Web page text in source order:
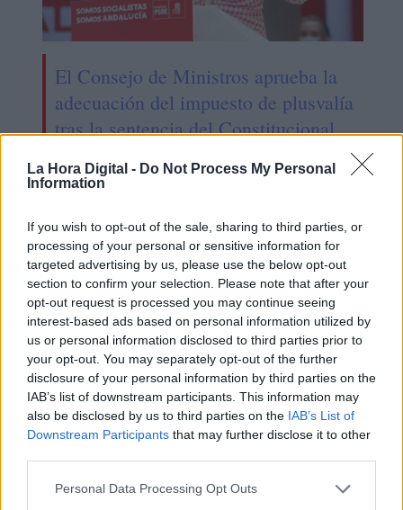
La Hora Digital - Do Not Process My Personal
Information
If you wish to opt-out of the sale, sharing to third parties, or
processing of your personal or sensitive information for
targeted advertising by us, please use the below opt-out
section to confirm your selection. Please note that after your
opt-out request is processed you may continue seeing
interest-based ads based on personal information utilized by
us or personal information disclosed to third parties prior to
your opt-out. You may separately opt-out of the further
disclosure of your personal information by third parties on the
IAB’s list of downstream participants. This information may
also be disclosed by us to third parties on the IAB’s List of
Downstream Participants that may further disclose it to other
Personal Data Processing Opt Outs
El Consejo de Ministros aprueba la
adecuación del impuesto de plusvalía
tras la sentencia del Constitucional
¿La ciudadanía de Occidente
es consciente del riesgo de
una tercera guerra mundial?
Por Álvaro Frutos Rosado y Gabinete
Geopolítica de Crisis
Suelta y confía
Por María Comesaña
Votantes y votados
Por Juan Manuel Beltrán